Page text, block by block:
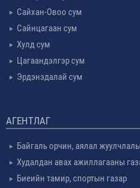
Сайхан-Овоо сум
Сайнцагаан сум
Хулд сум
Цагаандэлгэр сум
Эрдэнэдалай сум
АГЕНТЛАГ
Байгаль орчин, аялал
Худалдан авах ажиллагааны
Биеийн тамир, спортын газар